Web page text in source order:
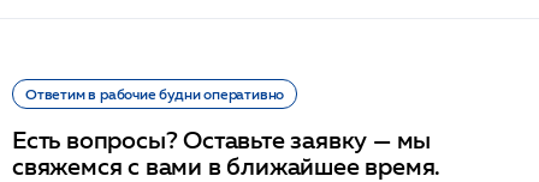
Ответим в рабочие будни оперативно
Есть вопросы? Оставьте заявку — мы
свяжемся с вами в ближайшее время.